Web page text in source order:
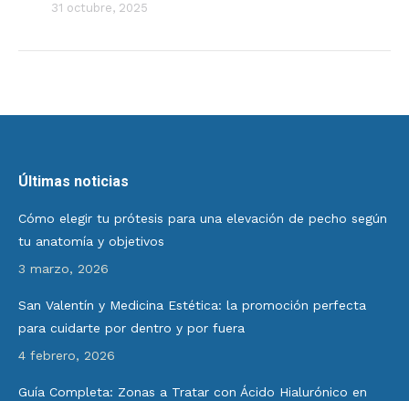
31 octubre, 2025
Últimas noticias
Cómo elegir tu prótesis para una elevación de pecho según
tu anatomía y objetivos
3 marzo, 2026
San Valentín y Medicina Estética: la promoción perfecta
para cuidarte por dentro y por fuera
4 febrero, 2026
Guía Completa: Zonas a Tratar con Ácido Hialurónico en